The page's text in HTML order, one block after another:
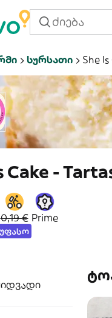
Სურსათი She
Cake -
0,19 €
უფასო
Prime